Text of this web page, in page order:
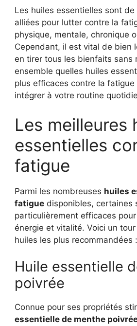
Les huiles essentielles sont de
alliées pour lutter contre la
physique, mentale, chronique
Cependant, il est vital de bien
en tirer tous les bienfaits sans
ensemble quelles huiles
plus efficaces contre la
intégrer à votre routine
Les meilleures
essentielles
fatigue
Parmi les nombreuses huiles
fatigue disponibles, certaines
particulièrement efficaces
énergie et vitalité. Voici un tour
huiles les plus recommandées :
Huile essentielle
poivrée
Connue pour ses propriétés
essentielle de menthe